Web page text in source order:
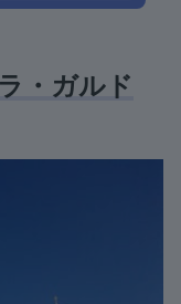
・ガルド